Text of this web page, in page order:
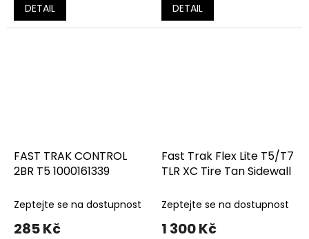
DETAIL DETAIL
FAST TRAK CONTROL
2BR T5 1000161339
Zeptejte se na dostupnost
285 Kč
Fast Trak Flex Lite T5/T7
TLR XC Tire Tan Sidewall
Zeptejte se na dostupnost
1 300 Kč